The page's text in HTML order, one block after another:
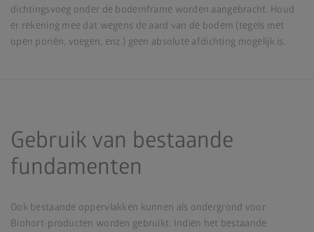
dichtingsvoeg onder de bodemframe worden aangebracht. Houd
er rekening mee dat wegens de aard van de bodem (tegels met
open poriën, voegen, enz.) geen absolute afdichting mogelijk is.
Gebruik van bestaande
fundamenten
Ook bestaande oppervlakken kunnen als ondergrond voor
Biohort-producten worden gebruikt. Indien het bestaande